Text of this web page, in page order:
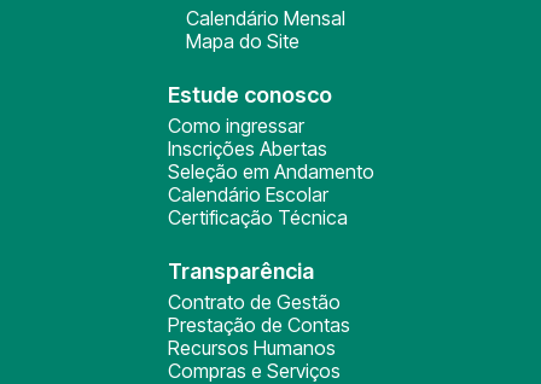
Calendário Mensal
Mapa do Site
Estude conosco
Como ingressar
Inscrições Abertas
Seleção em Andamento
Calendário Escolar
Certificação Técnica
Transparência
Contrato de Gestão
Prestação de Contas
Recursos Humanos
Compras e Serviços